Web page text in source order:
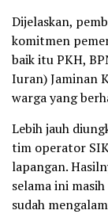
Dijelaskan,
komitmen
baik itu PKH,
Iuran) Jaminan
warga yang
Lebih jauh
tim operator
lapangan.
selama ini
sudah